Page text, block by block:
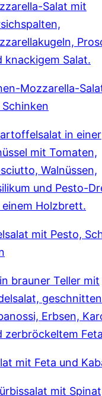
Mozzarella-
mit Pesto,
mit Feta und